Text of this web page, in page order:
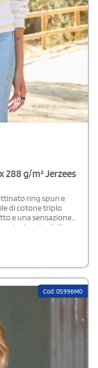
288 g/m² Jerzees
ring spun e
di cotone triplo
e una sensazione
sostenibili
Il filato
per stampe
su collo,
e il colletto, polsini
ti accompagna tutto il
Cod: 0S996M0